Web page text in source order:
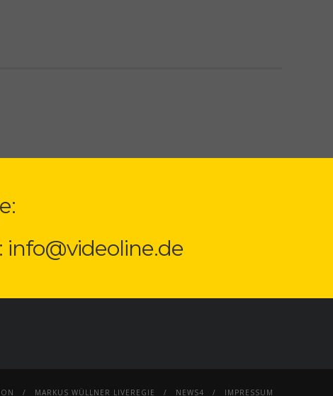
info@videoline.de
MARKUS WÜLLNER LIVEREGIE NEWS4 IMPRESSUM